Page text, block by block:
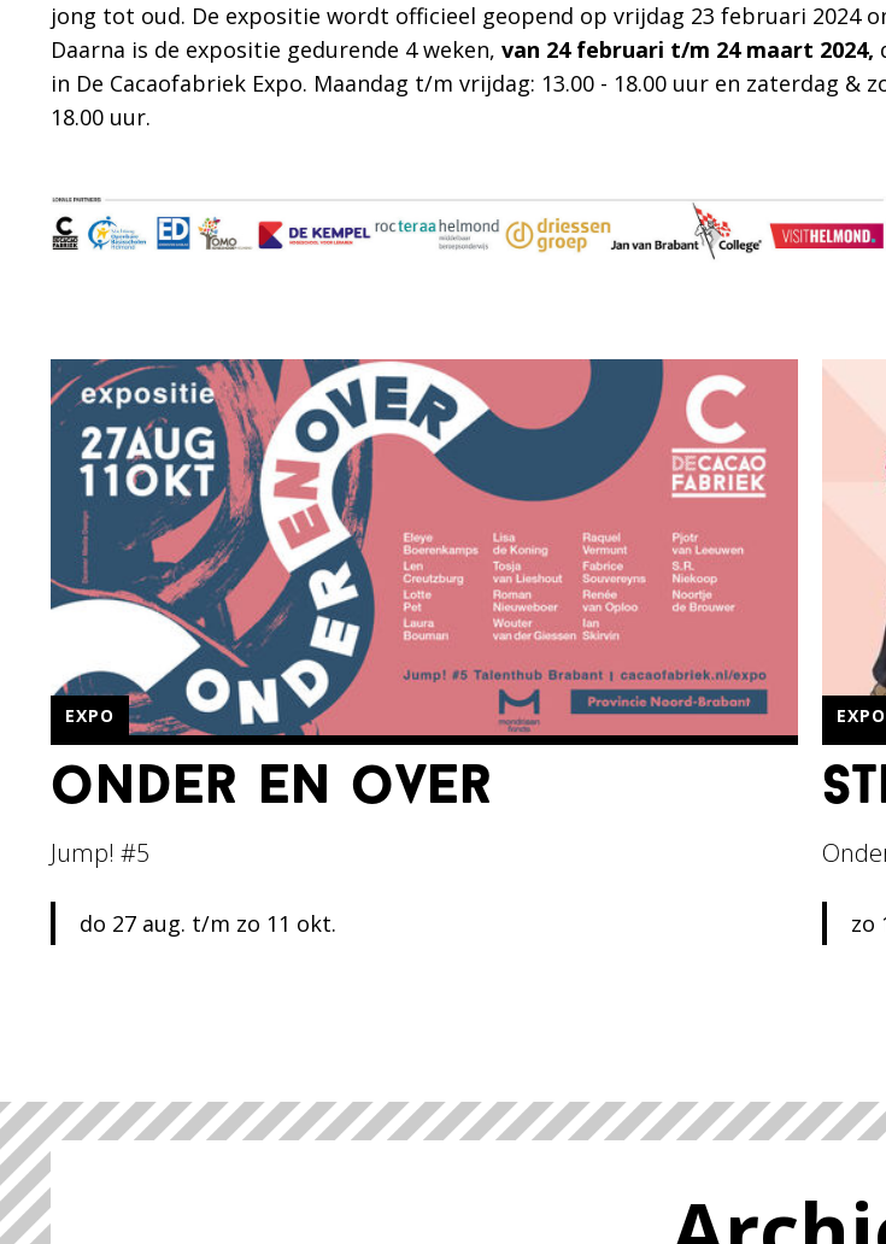
jong tot oud. De expositie wordt officieel geopend op vrijdag 23 februari 2024
Daarna is de expositie gedurende 4 weken, van 24 februari t/m 24 maart 2024,
in De Cacaofabriek Expo. Maandag t/m vrijdag: 13.00 - 18.00 uur en zaterdag &
18.00 uur.
onder en over
EXPO
Jump! #5
do 27 aug. t/m zo 11 okt.
EXPO
zo